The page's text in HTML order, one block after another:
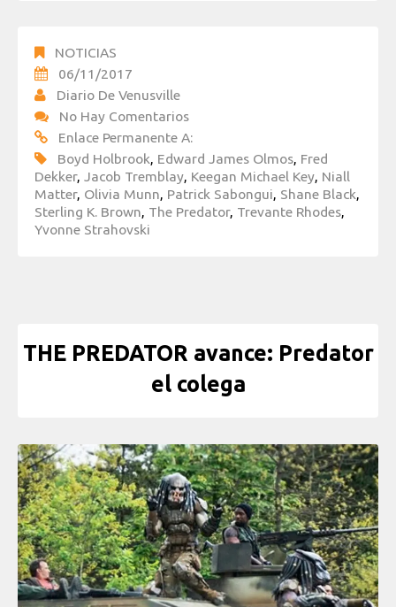
NOTICIAS
06/11/2017
Diario De Venusville
No Hay Comentarios
Enlace Permanente A:
Boyd Holbrook, Edward James Olmos, Fred
Dekker, Jacob Tremblay, Keegan Michael Key, Niall
Matter, Olivia Munn, Patrick Sabongui, Shane Black,
Sterling K. Brown, The Predator, Trevante Rhodes,
Yvonne Strahovski
THE PREDATOR avance: Predator
el colega